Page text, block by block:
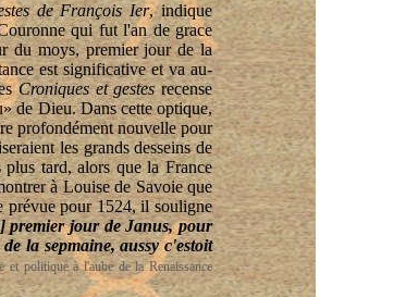
de François Ier, indique
qui fut l'an de grace
du moys, premier jour de la
est significative et va au-
Croniques et gestesrecense
de Dieu. Dans cette optique,
profondément nouvelle pour
les grands desseins de
tard, alors que la France
à Louise de Savoie que
prévue pour 1524, il souligne
premier jour de Janus, pour
la sepmaine, aussy c'estoit
politique à l'aube de la Renaissance